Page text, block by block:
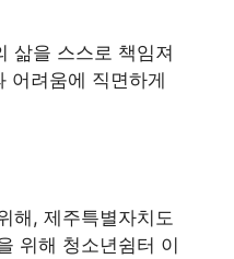
삶을 스스로 책임져
어려움에 직면하게
해, 제주특별자치도
위해 청소년쉼터 이